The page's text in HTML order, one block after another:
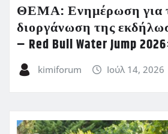
ΘΕΜΑ: Ενημέρωση για
διοργάνωση της
– Red Bull Water Jump
kimiforum Ιούλ 14, 2026